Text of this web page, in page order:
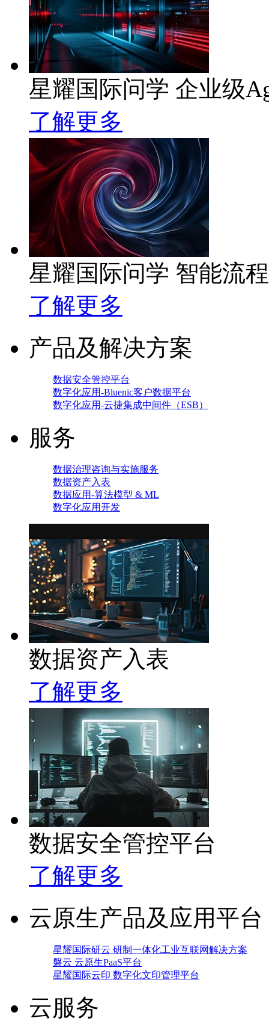
星耀国际问学 企业级
了解更多
星耀国际问学 智能流
了解更多
产品及解决方案
数据安全管控平台
数字化应用-Bluenic客户数据平台
数字化应用-云捷集成中间件（ESB）
服务
数据治理咨询与实施服务
数据资产入表
数据应用-算法模型 & ML
数字化应用开发
数据资产入表
了解更多
数据安全管控平台
了解更多
云原生产品及应用平台
星耀国际研云 研制一体化工业互联网解决方案
磐云 云原生PaaS平台
星耀国际云印 数字化文印管理平台
云服务